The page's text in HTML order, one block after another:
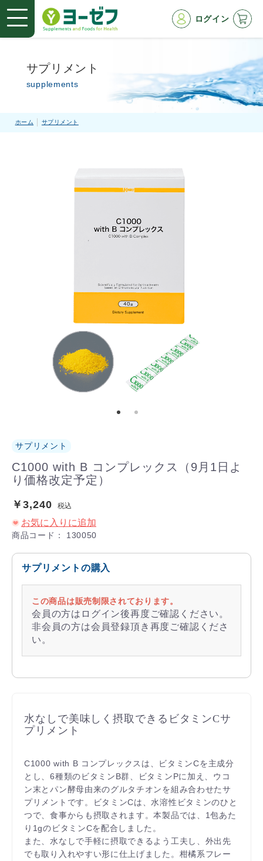
ログイン
サプリメント
supplements
ホーム サプリメント
サプリメント
C1000 with B コンプレックス（9月1日よ
り価格改定予定）
￥3,240 税込
お気に入りに追加
商品コード： 130050
サプリメントの購入
この商品は販売制限されております。
会員の方はログイン後再度ご確認ください。
非会員の方は会員登録頂き再度ご確認くださ
い。
水なしで美味しく摂取できるビタミンCサ
プリメント
C1000 with B コンプレックスは、ビタミンCを主成分
とし、6種類のビタミンB群、ビタミンPに加え、ウコ
ン末とパン酵母由来のグルタチオンを組み合わせたサ
プリメントです。ビタミンCは、水溶性ビタミンのひと
つで、食事からも摂取されます。本製品では、1包あた
り1gのビタミンCを配合しました。
また、水なしで手軽に摂取できるよう工夫し、外出先
でも取り入れやすい形に仕上げました。柑橘系フレー